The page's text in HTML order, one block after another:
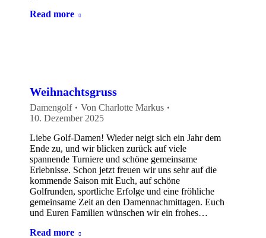
Read more
Weihnachtsgruss
Damengolf Von Charlotte Markus
10. Dezember 2025
Liebe Golf-Damen! Wieder neigt sich ein Jahr dem
Ende zu, und wir blicken zurück auf viele
spannende Turniere und schöne gemeinsame
Erlebnisse. Schon jetzt freuen wir uns sehr auf die
kommende Saison mit Euch, auf schöne
Golfrunden, sportliche Erfolge und eine fröhliche
gemeinsame Zeit an den Damennachmittagen. Euch
und Euren Familien wünschen wir ein frohes…
Read more